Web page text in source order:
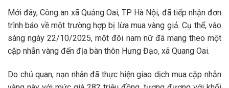
Mới đây, Công an xã Quảng Oai, TP Hà Nội, đã tiếp nhận đơn
trình báo về một trường hợp bị lừa mua vàng giả. Cụ thể, vào
sáng ngày 22/10/2025, một đôi nam nữ đã mang theo một
cặp nhẫn vàng đến địa bàn thôn Hưng Đạo, xã Quang Oai.
Do chủ quan, nạn nhân đã thực hiện giao dịch mua cặp nhẫn